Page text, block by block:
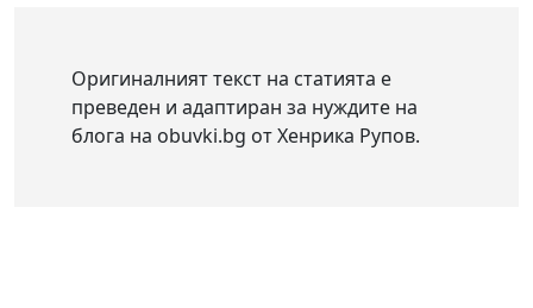
Оригиналният текст на статията е
преведен и адаптиран за нуждите на
блога на obuvki.bg от Хенрика Рупов.